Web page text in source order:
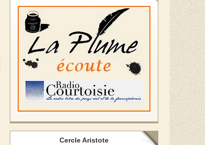
Cercle Aristote